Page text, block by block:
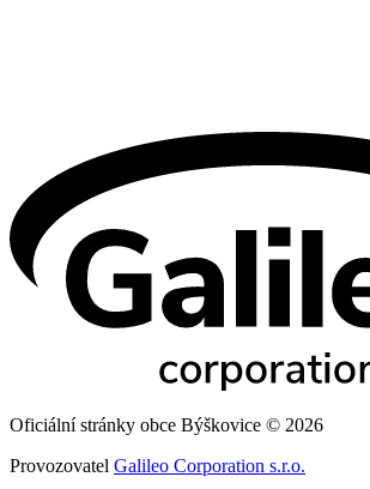
Oficiální stránky obce Býškovice © 2026
Provozovatel Galileo Corporation s.r.o.